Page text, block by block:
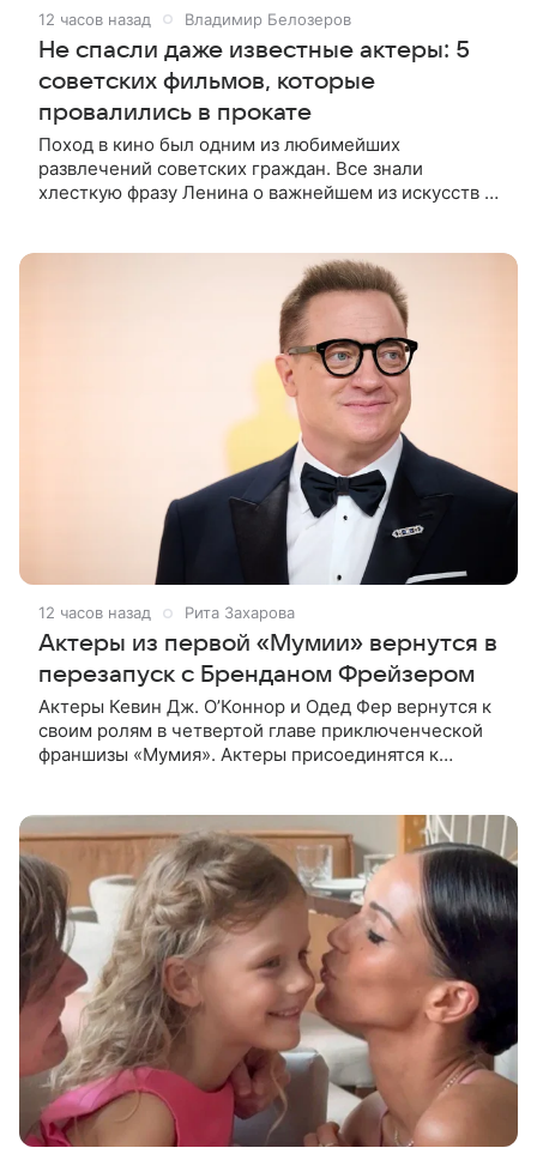
12 часов назад Владимир Белозеров
Не спасли даже известные актеры: 5
советских фильмов, которые
провалились в прокате
Поход в кино был одним из любимейших
развлечений советских граждан. Все знали
хлесткую фразу Ленина о важнейшем из искусств и
12 часов назад Рита Захарова
Актеры из первой «Мумии» вернутся в
перезапуск с Бренданом Фрейзером
Актеры Кевин Дж. О’Коннор и Одед Фер вернутся к
своим ролям в четвертой главе приключенческой
франшизы «Мумия». Актеры присоединятся к